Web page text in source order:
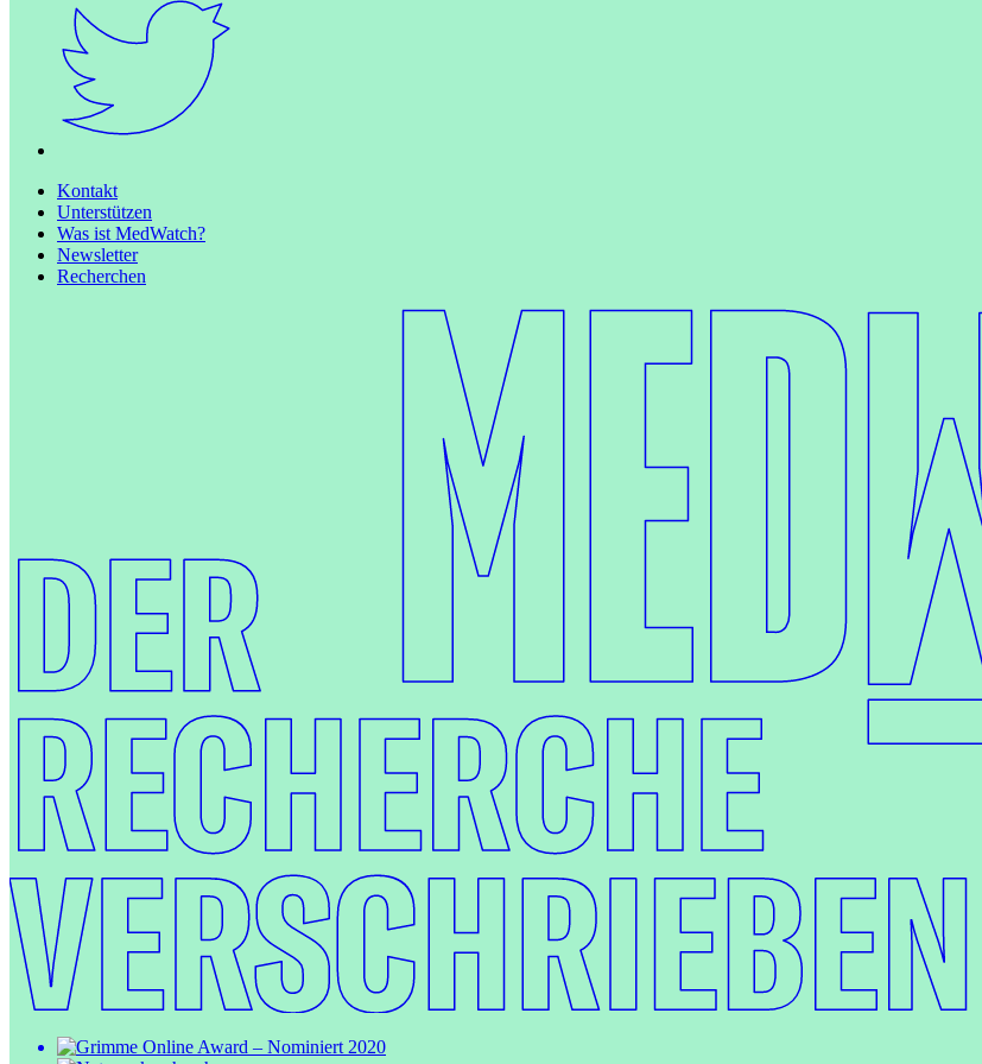
Kontakt
Unterstützen
Was ist MedWatch?
Newsletter
Recherchen